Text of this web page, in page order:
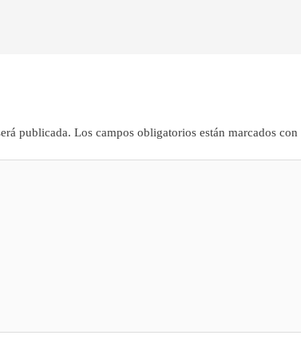
publicada. Los campos obligatorios están marcados con